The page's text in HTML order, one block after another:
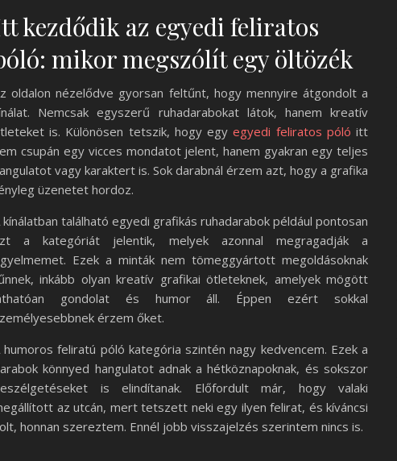
kezdődik az egyedi feliratos
mikor megszólít egy öltözék
oldalon nézelődve gyorsan feltűnt, hogy mennyire átgondolt a
Nemcsak egyszerű ruhadarabokat látok, hanem kreatív
is. Különösen tetszik, hogy egyegyedi feliratos póló itt
csupán egy vicces mondatot jelent, hanem gyakran egy teljes
vagy karaktert is. Sok darabnál érzem azt, hogy a grafika
üzenetet hordoz.
kínálatban található egyedi grafikás ruhadarabok például pontosan
a kategóriát jelentik, melyek azonnal megragadják a
Ezek a minták nem tömeggyártott megoldásoknak
inkább olyan kreatív grafikai ötleteknek, amelyek mögött
gondolat és humor áll. Éppen ezért sokkal
érzem őket.
humoros feliratú póló kategória szintén nagy kedvencem. Ezek a
könnyed hangulatot adnak a hétköznapoknak, és sokszor
is elindítanak. Előfordult már, hogy valaki
az utcán, mert tetszett neki egy ilyen felirat, és kíváncsi
honnan szereztem. Ennél jobb visszajelzés szerintem nincs is.